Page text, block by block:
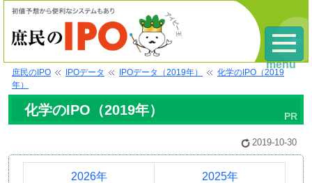
庶民のIPO IPOデータ IPOデータ（2019年）
化学のIPO（2019
年）
化学のIPO（2019年）
2019-10-30
2026年 2025年
menu